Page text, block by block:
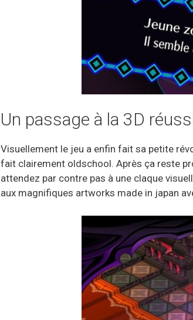
Un passage à la 3D
Visuellement le jeu a enfin fait sa petite
fait clairement oldschool. Après ça reste
attendez par contre pas à une claque
aux magnifiques artworks made in japan